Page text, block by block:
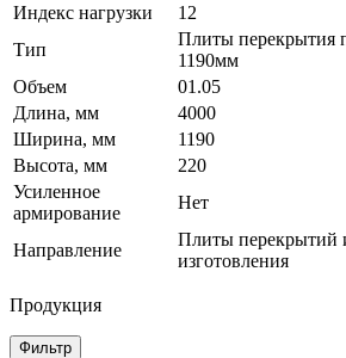
Индекс нагрузки
12
Тип
Плиты перекрытия
1190мм
Объем
01.05
Длина, мм
4000
Ширина, мм
1190
Высота, мм
220
Усиленное
армирование
Нет
Направление
Плиты перекрытий
изготовления
Продукция
Фильтр